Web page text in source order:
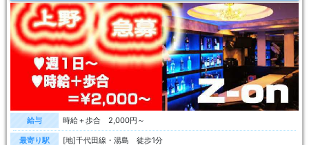
給与 時給＋歩合 2,000円～
最寄り駅 [地]千代田線・湯島 徒歩1分